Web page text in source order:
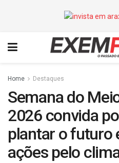
Home Destaques
Semana do
2026 convida
plantar o futuro
ações pelo